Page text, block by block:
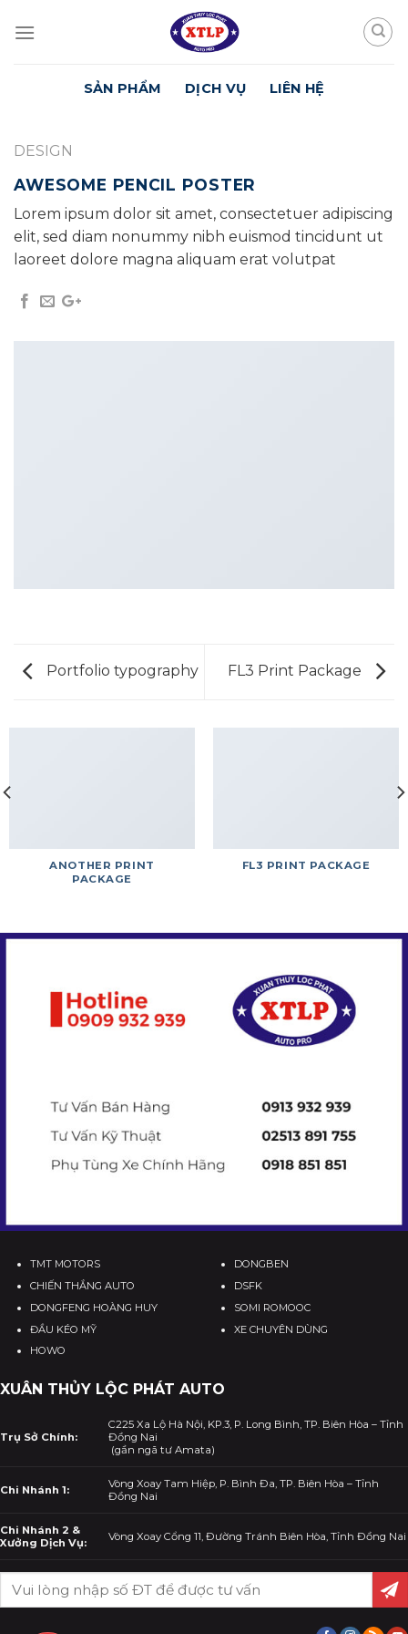
SẢN PHẨM DỊCH VỤ LIÊN HỆ
DESIGN
AWESOME PENCIL POSTER
Lorem ipsum dolor sit amet, consectetuer adipiscing
elit, sed diam nonummy nibh euismod tincidunt ut
laoreet dolore magna aliquam erat volutpat
Portfolio typography FL3 Print Package
ANOTHER PRINT
PACKAGE
FL3 PRINT PACKAGE
TMT MOTORS
CHIẾN THẮNG AUTO
DONGFENG HOÀNG HUY
ĐẦU KÉO MỸ
HOWO
DONGBEN
DSFK
SOMI ROMOOC
XE CHUYÊN DÙNG
XUÂN THỦY LỘC PHÁT AUTO
Trụ Sở Chính:
C225 Xa Lộ Hà Nội, KP.3, P. Long Bình, TP. Biên Hòa – Tỉnh
Đồng Nai
(gần ngã tư Amata)
Chi Nhánh 1:
Vòng Xoay Tam Hiệp, P. Bình Đa, TP. Biên Hòa – Tỉnh
Đồng Nai
Chi Nhánh 2 &
Xưởng Dịch Vụ:
Vòng Xoay Cổng 11, Đường Tránh Biên Hòa, Tỉnh Đồng Nai